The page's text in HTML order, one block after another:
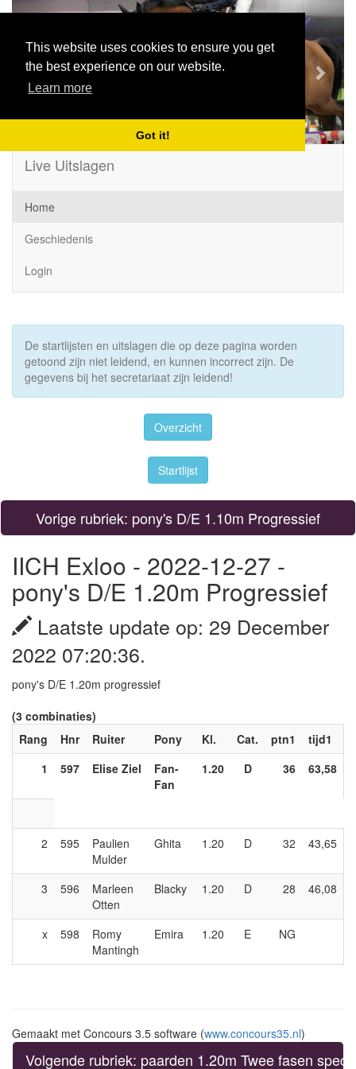
This website uses cookies to ensure you get
the best experience on our website.
Learn more
Got it!
Previous Next
Live Uitslagen
Home
Geschiedenis
Login
De startlijsten en uitslagen die op deze pagina worden
getoond zijn niet leidend, en kunnen incorrect zijn. De
gegevens bij het secretariaat zijn leidend!
Overzicht
Startlijst
Vorige rubriek: pony's D/E 1.10m Progressief
IICH Exloo - 2022-12-27 -
pony's D/E 1.20m Progressief
Laatste update op: 29 December
2022 07:20:36.
pony's D/E 1.20m progressief
(3 combinaties)
Rang
Hnr Ruiter Pony Kl. Cat. ptn1
tijd1
1
597 Elise Ziel
Fan-
Fan
1.20 D 36 63,58
2 595
Paulien
Mulder
Ghita 1.20 D 32 43,65
3 596
Marleen
Otten
Blacky 1.20 D 28 46,08
x 598
Romy
Mantingh
Emira 1.20 E NG
Gemaakt met Concours 3.5 software (www.concours35.nl)
Volgende rubriek: paarden 1.20m Twee fasen